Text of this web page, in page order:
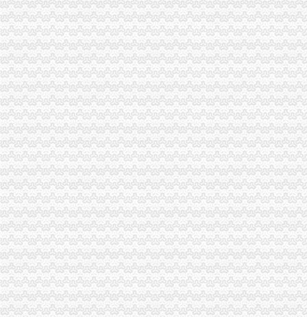
重庆三方报关有限公司报关员工资待遇（共1人分享）-职业圈
重庆三方报关有限公司--页
重庆进出口公司
重庆玖佰进出口有限公司
重庆蕾碧进出口贸易有限公司
出口许可证
货物出口许可证管理办法-
货物出口许可证管理办法
注册出口贸易公司
2008年注册的深圳市进出口贸易公司转让-家在深圳
注册进出口贸易公司的低注册资金-工商注册-香港瑞丰会计事务所
如何注册外贸公司
[怎么样才可以注册外贸公司]_链天下_善良工作室--计算机网络,网络
如何在深圳注册香港外贸公司-常见问题-香港安诚商务有限公司
外贸公司注册流程
深圳在香港注册外贸公司流程及费用?-香港公司注册处-注册香港公司
外贸业务操作流程,在杭州注册香港公司有什么优惠服务-杭州58同城
外贸公司注册资金
武汉外贸公司注册【价格,品牌,供应商】-中国制造网,武汉网通知
外贸公司注册的流程
外贸公司注册条件
易经济合作部关于调整企业申请进出口经营权的资格条件及加后期